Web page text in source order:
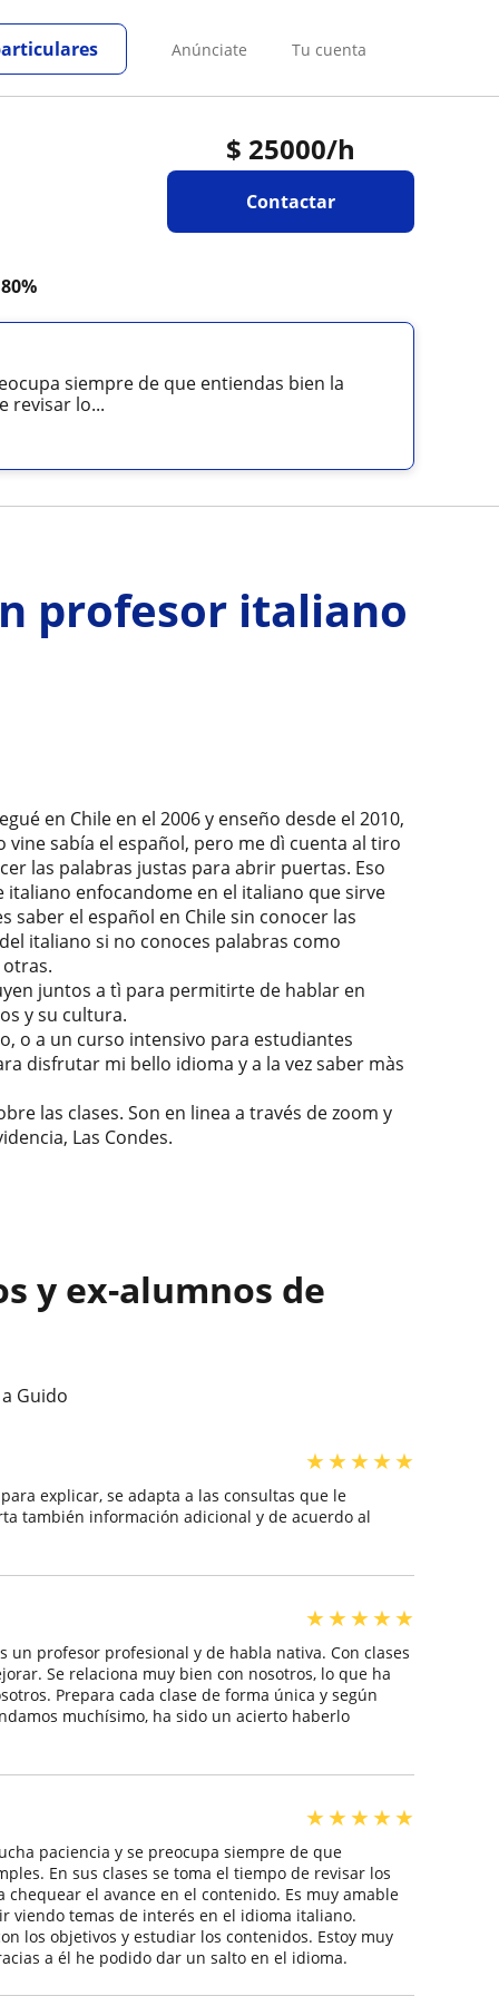
Anúnciate Tu cuenta
$ 25000/h
Contactar
80%
siempre de que entiendas bien la
revisar lo...
profesor italiano
en Chile en el 2006 y enseño desde el 2010,
sabía el español, pero me dì cuenta al tiro
las palabras justas para abrir puertas. Eso
enfocandome en el italiano que sirve
saber el español en Chile sin conocer las
italiano si no conoces palabras como
juntos a tì para permitirte de hablar en
y su cultura.
o a un curso intensivo para estudiantes
disfrutar mi bello idioma y a la vez saber màs
las clases. Son en linea a través de zoom y
Las Condes.
y ex-alumnos de
Guido
★★★★★
explicar, se adapta a las consultas que le
también información adicional y de acuerdo al
★★★★★
un profesor profesional y de habla nativa. Con clases
Se relaciona muy bien con nosotros, lo que ha
Prepara cada clase de forma única y según
muchísimo, ha sido un acierto haberlo
★★★★★
paciencia y se preocupa siempre de que
En sus clases se toma el tiempo de revisar los
el avance en el contenido. Es muy amable
viendo temas de interés en el idioma italiano.
los objetivos y estudiar los contenidos. Estoy muy
a él he podido dar un salto en el idioma.